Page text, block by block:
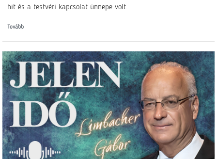
hit és a testvéri kapcsolat ünnepe volt.
Tovább